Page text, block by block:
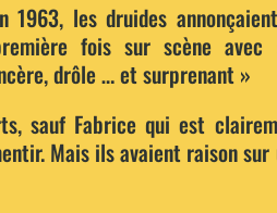
les druides
fois sur scène avec
drôle … et surprenant »
sauf Fabrice qui est
Mais ils avaient raison sur